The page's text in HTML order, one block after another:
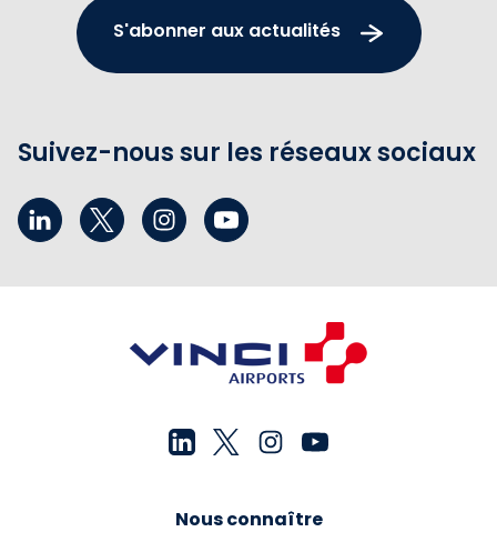
S'abonner aux actualités
Suivez-nous sur les réseaux sociaux
Nous connaître